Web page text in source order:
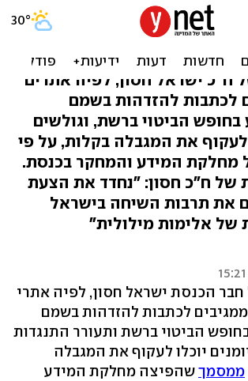
לחייב מגיבים
– בעייתית
ח"כ ישראל חסון, לפיה אתרים
לכתבות להזדהות בשמם
הביטוי ברשת, וגולשים
לעקוף את המגבלה בקלות, על פי
המידע והמחקר בכנסת.
של ח"כ חסון: "נחדד את הצעת
את תרבות השיחה בישראל
של אלימות מילולית"
הכנסת ישראל חסון, לפיה אתרי
לכתבות להזדהות בשמם
הביטוי ברשת ותעורר התנגדות
יוכלו לעקוף את המגבלה
ממסמךשהפיצה מחלקת המידע